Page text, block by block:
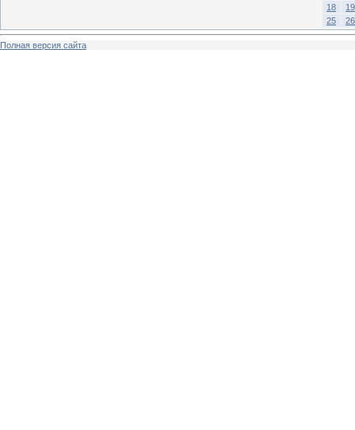
18
19
25
26
Полная версия сайта